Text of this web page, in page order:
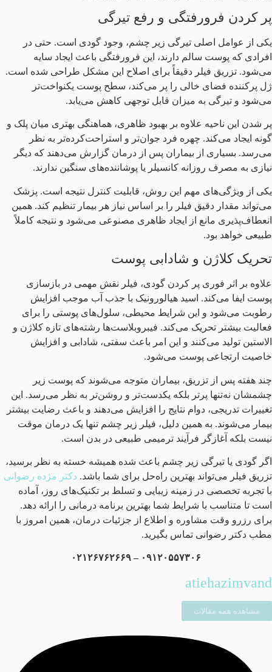
پر کردن فرورفتگی و رفع تیرگی
یکی از عوامل اصلی تیرگی زیر چشم، وجود گودی است. حتی در
افرادی که پوست سالم دارند، این فرورفتگی باعث ایجاد سایه
می‌شود. تزریق فیلر دقیقاً برای اصلاح این مشکل طراحی شده است.
ژل پرکننده فضای خالی را پر می‌کند، سطح پوست یکنواخت‌تر
می‌شود و تیرگی به میزان قابل توجهی کاهش می‌یابد.
پر شدن این ناحیه علاوه بر بهبود ظاهری، هماهنگی بهتری میان پلک و
گونه ایجاد می‌کند. چهره فرد جوان‌تر و استراحت‌کرده‌تر به نظر
می‌رسد. بسیاری از بیماران پس از درمان گزارش می‌دهند که دیگر
نیازی به مصرف روزانه کانسیلر یا پوشاننده‌های سنگین ندارند.
یکی از ویژگی‌های مهم این روش، قابلیت کنترل نتیجه است. پزشک
می‌تواند مقدار دقیق فیلر را بر اساس نیاز هر بیمار تنظیم کند. همین
انعطاف‌پذیری مانع از ایجاد ظاهری مصنوعی می‌شود و نتیجه کاملاً
طبیعی خواهد بود.
تحریک کلاژن و شادابی پوست
علاوه بر اثر فوری پر کردن گودی، فیلر نقش مهمی در بازسازی
پوست ایفا می‌کند. اسید هیالورونیک با جذب آب موجب افزایش
رطوبت می‌شود و این شرایط محیطی، سلول‌های پوستی را برای
فعالیت بیشتر تحریک می‌کند. فیبروبلاست‌ها رشته‌های تازه کلاژن و
الاستین تولید می‌کنند و این امر باعث سفتی، شادابی و افزایش
خاصیت ارتجاعی پوست می‌شود.
چند هفته پس از تزریق، بیماران متوجه می‌شوند که پوست زیر
چشمشان نه‌تنها پرتر بلکه یکدست‌تر و روشن‌تر به نظر می‌رسد. این
تغییرات تدریجی، دوام نتایج را افزایش می‌دهند و باعث رضایت بیشتر
بیمار می‌شوند. به همین دلیل، فیلر زیر چشم تنها یک درمان موقت
نیست بلکه آغازگر فرآیند ترمیمی طبیعی در بدن است.
اگر گودی یا تیرگی زیر چشم باعث شده همیشه خسته به نظر برسید،
تزریق فیلر می‌تواند بهترین راه‌حل برای شما باشد. دکتر مژده رضوانی
با تجربه تخصصی در زمینه زیبایی و تسلط بر تکنیک‌های روز، آماده
است تا متناسب با شرایط شما بهترین برنامه درمانی را ارائه دهد.
برای رزرو وقت مشاوره و اطلاع از جزئیات درمان، همین امروز با
مطب دکتر رضوانی تماس بگیرید.
۰۹۱۲۰۵۵۷۳۰۶ – ۰۲۱۲۶۷۶۲۶۶۹
atiehazimvand
مشاهده همه مقالات